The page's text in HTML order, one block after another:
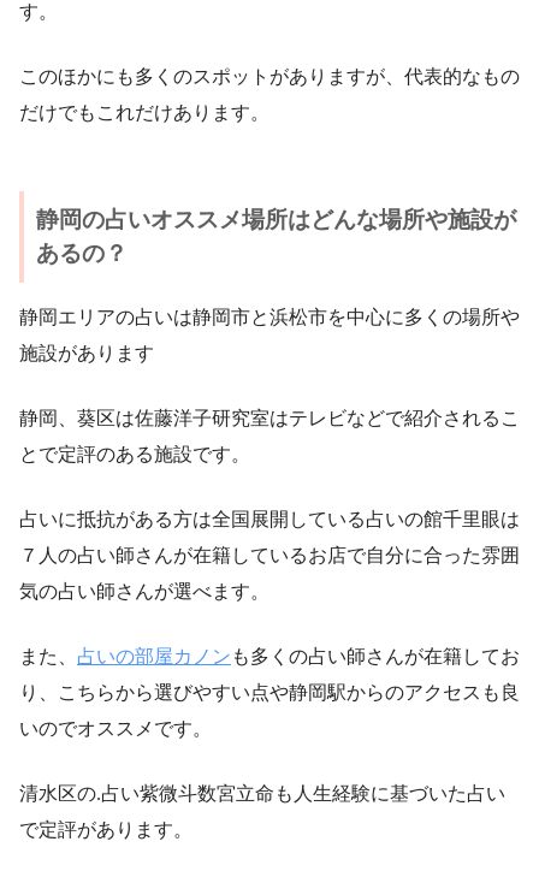
す。
このほかにも多くのスポットがありますが、代表的なもの
だけでもこれだけあります。
静岡の占いオススメ場所はどんな場所や施設が
あるの？
静岡エリアの占いは静岡市と浜松市を中心に多くの場所や
施設があります
静岡、葵区は佐藤洋子研究室はテレビなどで紹介されるこ
とで定評のある施設です。
占いに抵抗がある方は全国展開している占いの館千里眼は
７人の占い師さんが在籍しているお店で自分に合った雰囲
気の占い師さんが選べます。
また、 占いの部屋カノン も多くの占い師さんが在籍してお
り、こちらから選びやすい点や静岡駅からのアクセスも良
いのでオススメです。
清水区の.占い紫微斗数宮立命も人生経験に基づいた占い
で定評があります。